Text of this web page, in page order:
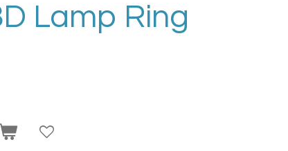
Lamp Ring